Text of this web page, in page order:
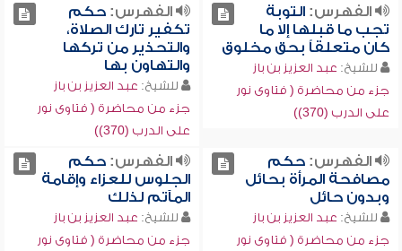
الفهرس:التوبة
تجب ما قبلها إلا ما
كان متعلقاً بحق مخلوق
للشيخ: عبد العزيز بن باز
جزء من محاضرة ( فتاوى نور
على الدرب (370))
الفهرس:حكم
تكفير تارك الصلاة،
والتحذير من تركها
والتهاون بها
للشيخ: عبد العزيز بن باز
جزء من محاضرة ( فتاوى نور
على الدرب (370))
الفهرس:حكم
مصافحة المرأة بحائل
وبدون حائل
للشيخ: عبد العزيز بن باز
جزء من محاضرة ( فتاوى نور
الفهرس:حكم
الجلوس للعزاء وإقامة
المآتم لذلك
للشيخ: عبد العزيز بن باز
جزء من محاضرة ( فتاوى نور